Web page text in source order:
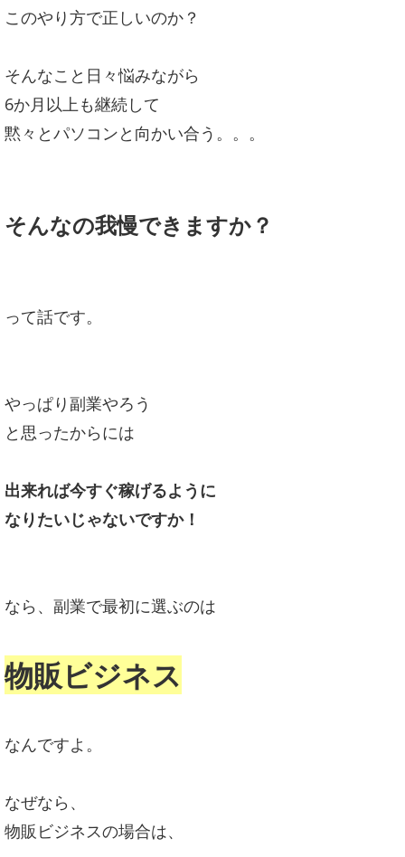
このやり方で正しいのか？
そんなこと日々悩みながら
6か月以上も継続して
黙々とパソコンと向かい合う。。。
そんなの我慢できますか？
って話です。
やっぱり副業やろう
と思ったからには
出来れば今すぐ稼げるように
なりたいじゃないですか！
なら、副業で最初に選ぶのは
物販ビジネス
なんですよ。
なぜなら、
物販ビジネスの場合は、